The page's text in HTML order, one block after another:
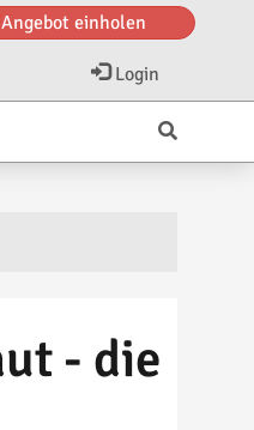
Angebot einholen
Login
- die